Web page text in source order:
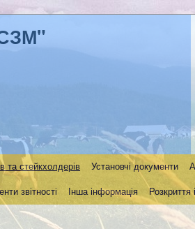
та стейкхолдерів Установчі документи
звітності Інша інформація Розкриття